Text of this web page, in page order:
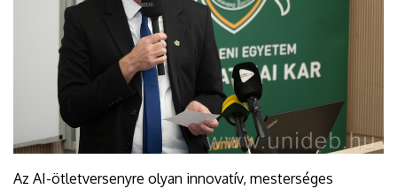
Az AI-ötletversenyre olyan innovatív, mesterséges